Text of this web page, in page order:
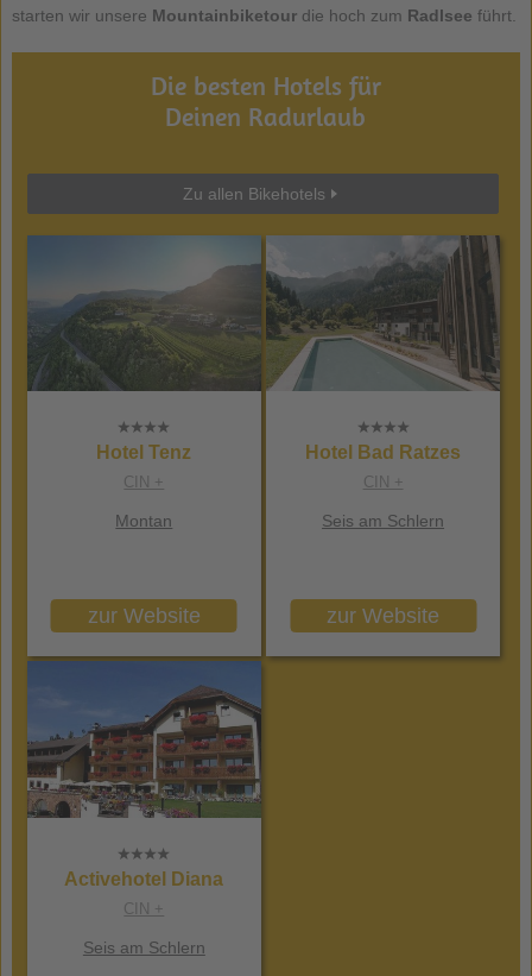
starten wir unsere Mountainbiketourdie hoch zum Radlsee führt.
Die besten Hotels für
Deinen Radurlaub
Zu allen Bikehotels
Hotel Tenz
CIN +
Montan
zur Website
Hotel Bad Ratzes
CIN +
Seis am Schlern
zur Website
Activehotel Diana
CIN +
Seis am Schlern